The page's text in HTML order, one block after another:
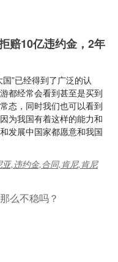
赔10亿违约金，2年
”已经得到了广泛的认
都经常会看到甚至是买到
态，同时我们也可以看到
为我国有着这样的能力和
发展中国家都愿意和我国
亚,违约金,合同,肯尼,肯尼